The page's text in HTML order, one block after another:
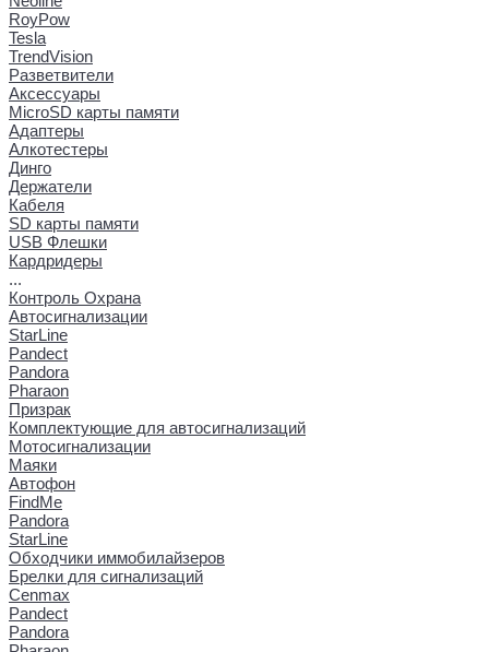
RoyPow
Tesla
TrendVision
Разветвители
Аксессуары
MicroSD карты памяти
Адаптеры
Алкотестеры
Динго
Держатели
Кабеля
SD карты памяти
USB Флешки
Кардридеры
...
Контроль Охрана
Автосигнализации
StarLine
Pandect
Pandora
Pharaon
Призрак
Комплектующие для автосигнализаций
Мотосигнализации
Маяки
Автофон
FindMe
Pandora
StarLine
Обходчики иммобилайзеров
Брелки для сигнализаций
Cenmax
Pandect
Pandora